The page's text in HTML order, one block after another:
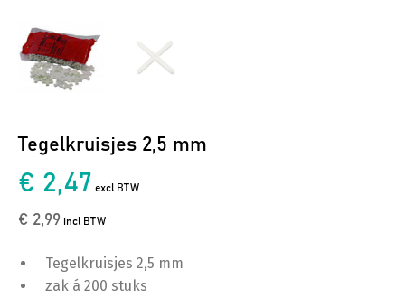
Tegelkruisjes 2,5 mm
€ 2,47 excl BTW
€ 2,99 incl BTW
Tegelkruisjes 2,5 mm
zak á 200 stuks